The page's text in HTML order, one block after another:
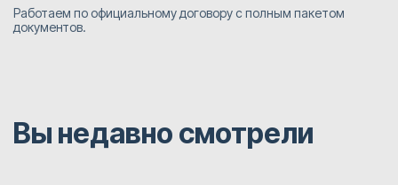
Работаем по официальному договору с полным пакетом
документов.
Вы недавно смотрели